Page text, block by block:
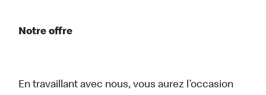
Notre offre
En travaillant avec nous, vous aurez l’occasion